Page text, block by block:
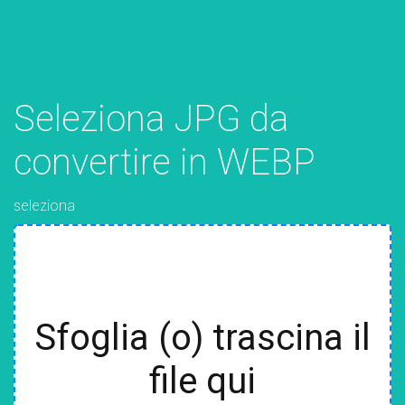
Seleziona JPG da
convertire in WEBP
seleziona
Sfoglia (o) trascina il
file qui